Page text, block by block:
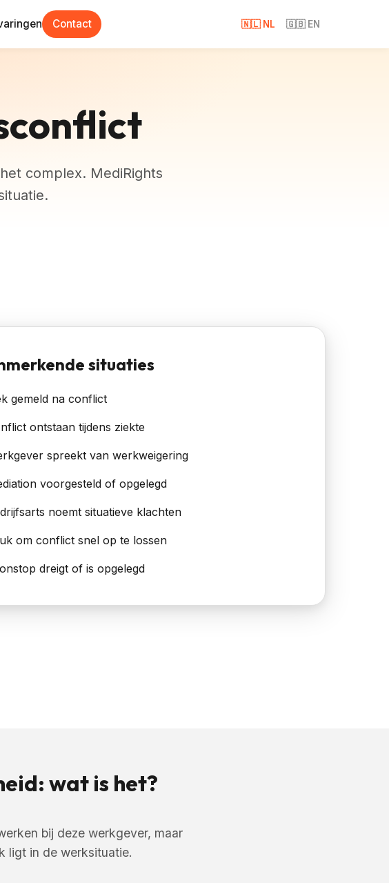
Contact 🇳🇱 NL 🇬🇧 EN
complex. MediRights
situaties
gemeld na conflict
ontstaan tijdens ziekte
spreekt van werkweigering
voorgesteld of opgelegd
noemt situatieve klachten
om conflict snel op te lossen
dreigt of is opgelegd
wat is het?
bij deze werkgever, maar
ligt in de werksituatie.